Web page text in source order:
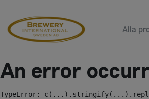
Alla
An error
TypeError: